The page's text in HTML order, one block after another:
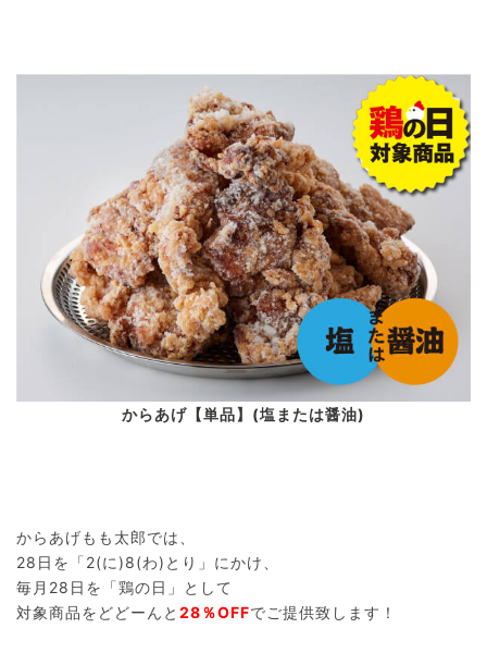
からあげ【単品】(塩または醤油)
からあげもも太郎では、
28日を「2(に)8(わ)とり」にかけ、
毎月28日を「鶏の日」として
対象商品をどどーんと 28％OFFでご提供致します！